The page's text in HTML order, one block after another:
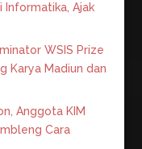
Informatika, Ajak
WSIS Prize
Karya Madiun dan
Anggota KIM
Cara